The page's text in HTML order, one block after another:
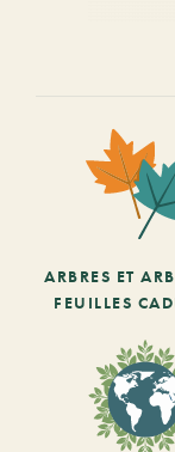
ARBRES ET
FEUILLES